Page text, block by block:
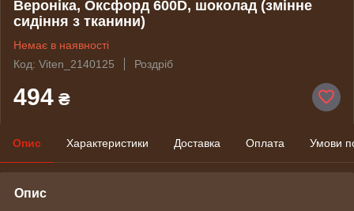
Вероніка, Оксфорд 600D, шоколад (змінне
сидіння з тканини)
Немає в наявності
Код: Viten_2140125
Роздріб
494 ₴
Опис Характеристики Доставка Оплата Умови
Опис